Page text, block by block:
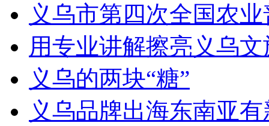
义乌市第四次全国农
用专业讲解擦亮义乌
义乌的两块“糖”
义乌品牌出海东南亚